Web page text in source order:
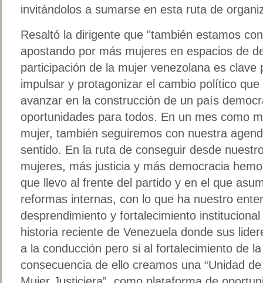
invitándolos a sumarse en esta ruta de
Resaltó la dirigente que "también estamos
apostando por más mujeres en espacios de
participación de la mujer venezolana es clave
impulsar y protagonizar el cambio político
avanzar en la construcción de un país
oportunidades para todos. En un mes como
mujer, también seguiremos con nuestra
sentido. En la ruta de conseguir desde
mujeres, más justicia y más democracia
que llevo al frente del partido y en el que
reformas internas, con lo que ha nuestro
desprendimiento y fortalecimiento
historia reciente de Venezuela donde sus
a la conducción pero si al fortalecimiento de
consecuencia de ello creamos una “Unidad